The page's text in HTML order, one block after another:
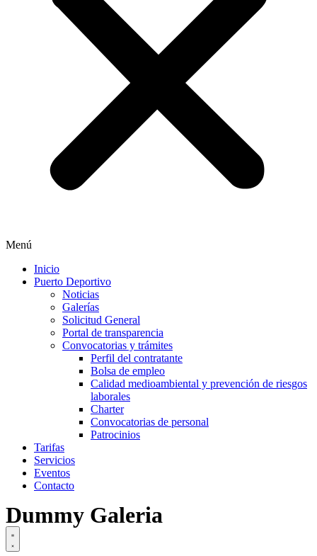
Menú
Inicio
Puerto Deportivo
Noticias
Galerías
Solicitud General
Portal de transparencia
Convocatorias y trámites
Perfil del contratante
Bolsa de empleo
Calidad medioambiental y prevención de riesgos
laborales
Charter
Convocatorias de personal
Patrocinios
Tarifas
Servicios
Eventos
Contacto
Dummy Galeria